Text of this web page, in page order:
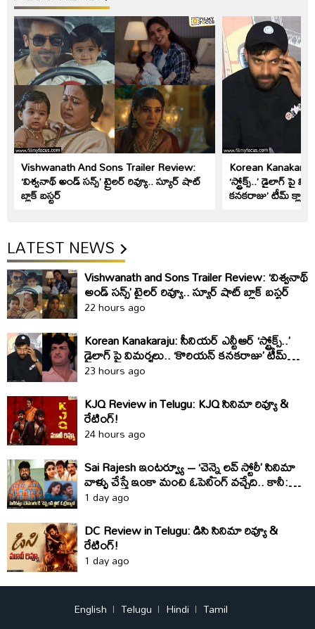
Vishwanath And Sons Trailer Review:
‘విశ్వనాథ్ అండ్ సన్స్’ ట్రైలర్ రివ్యూ.. స్యూర్ షాట్
బ్లాక్ బస్టర్
Korean
‘స్ట్రోక్స్..’ డైలాగ్ పై
కనకరాజు’ టీమ్
LATEST NEWS
Vishwanath and Sons Trailer Review: ‘విశ్వనాథ్
అండ్ సన్స్’ ట్రైలర్ రివ్యూ.. స్యూర్ షాట్ బ్లాక్ బస్టర్
22 hours ago
Korean Kanakaraju: సీనియర్ ఎన్టీఆర్ ‘స్ట్రోక్స్..’
డైలాగ్ పై విమర్శలు.. ‘కొరియన్ కనకరాజు’ టీమ్
క్లారిటీ ఇది
23 hours ago
KJQ Review in Telugu: KJQ సినిమా రివ్యూ &
రేటింగ్!
24 hours ago
Sai Rajesh ఇంటర్వ్యూ – ‘చెన్నై లవ్ స్టోరీ’ సినిమా
వాళ్ళు చేస్తే ఇంకా మంచి ఓపెనింగ్ వచ్చేది.. కానీ:
సాయి రాజేష్
1 day ago
DC Review in Telugu: డిసి సినిమా రివ్యూ &
రేటింగ్!
1 day ago
English Telugu Hindi
Tamil